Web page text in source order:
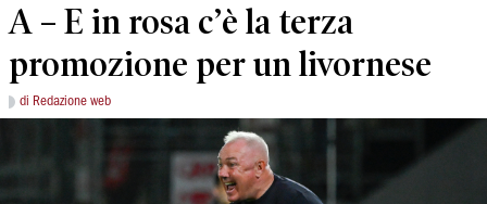
A – E in rosa c’è la terza
promozione per un livornese
di Redazione web